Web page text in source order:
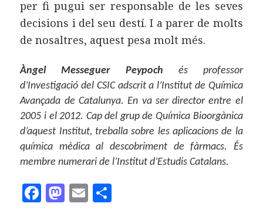
per fi pugui ser responsable de les seves
decisions i del seu destí. I a parer de molts
de nosaltres, aquest pesa molt més.
Àngel Messeguer Peypoch és professor
d’Investigació del CSIC adscrit a l’Institut de Química
Avançada de Catalunya. En va ser director entre el
2005 i el 2012. Cap del grup de Química Bioorgànica
d’aquest Institut, treballa sobre les aplicacions de la
química mèdica al descobriment de fàrmacs. És
membre numerari de l’Institut d’Estudis Catalans.
F M E